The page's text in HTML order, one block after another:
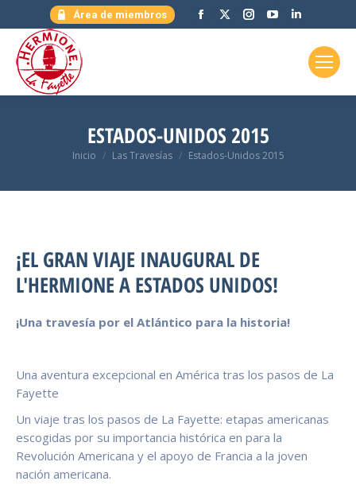
Área de miembros
Facebook
newnew
Instagram
new
YouTube
opens
new
opens
in
new
ESTADOS-UNIDOS 2015
Estás aquí:
Inicio Las Travesías Estados-Unidos 2015
¡EL GRAN VIAJE INAUGURAL DE
L'HERMIONE A ESTADOS UNIDOS!
¡Una travesía por el Atlántico para la historia!
Una aventura excepcional en América tras los pasos de La
Fayette
Un viaje tras los pasos de La Fayette: etapas americanas
escogidas por su importancia histórica en para la
Revolución Americana y el apoyo de Francia a la joven
nación americana.